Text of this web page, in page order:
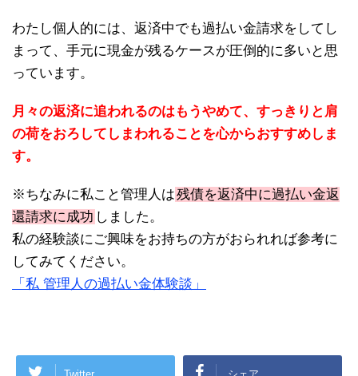
わたし個人的には、返済中でも過払い金請求をしてし
まって、手元に現金が残るケースが圧倒的に多いと思
っています。
月々の返済に追われるのはもうやめて、すっきりと肩
の荷をおろしてしまわれることを心からおすすめしま
す。
※ちなみに私こと管理人は残債を返済中に過払い金返
還請求に成功 しました。
私の経験談にご興味をお持ちの方がおられれば参考に
してみてください。
「私 管理人の過払い金体験談」